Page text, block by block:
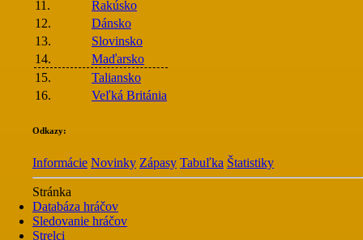
11.
Rakúsko
12.
Dánsko
13.
Slovinsko
14.
Maďarsko
15.
Taliansko
16.
Veľká Británia
Odkazy:
Informácie Novinky Zápasy Tabuľka Štatistiky
Stránka
Databáza hráčov
Sledovanie hráčov
Strelci